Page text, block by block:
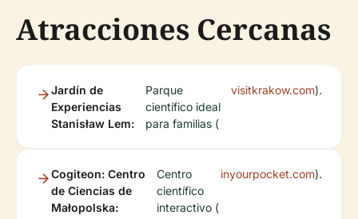
Atracciones Cercanas
Jardín de
Experiencias
Stanisław Lem:
Parque
científico ideal
para familias (
visitkrakow.com).
Cogiteon: Centro
de Ciencias de
Małopolska:
Centro
científico
interactivo (
inyourpocket.com).